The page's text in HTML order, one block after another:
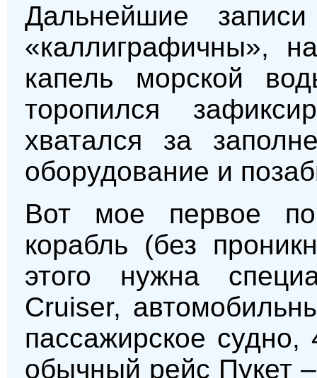
Дальнейшие
«каллиграфичны»,
капель морской
торопился
хватался за
оборудование и
Вот мое первое
корабль (без
этого нужна
Cruiser,
пассажирское
обычный рейс Пукет